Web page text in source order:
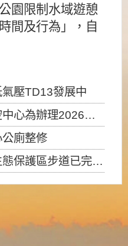
園限制水域遊憩
間及行為」，自
壓TD13發展中
箭競賽，陸、海、空域警戒及協調相關事宜，因颱風備案事宜
廁整修
115年7月13日（星期一）起恢復開放入園，歡迎民眾依規定申請入園....